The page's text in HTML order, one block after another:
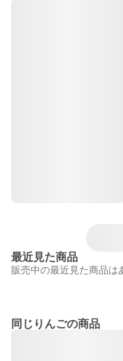
最近見た商品
販売中の最近見た商品は
同じりんごの商品